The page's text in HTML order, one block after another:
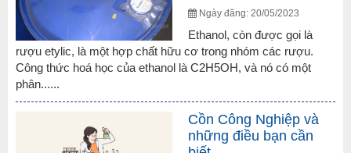
Ngày đăng: 20/05/2023
Ethanol, còn được gọi là
rượu etylic, là một hợp chất hữu cơ trong nhóm các rượu.
Công thức hoá học của ethanol là C2H5OH, và nó có một
phân......
Cồn Công Nghiệp và
những điều bạn cần